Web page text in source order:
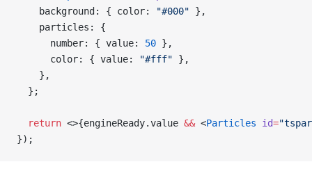
    background: { color:
"#000" },
    particles: {
      number: { value:
50 },
      color: { value:
"#fff" },
    },
  };
  return
<>{engineReady.value && <Particles id=
});